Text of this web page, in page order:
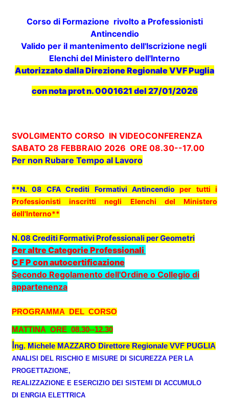
Corso di Formazione rivolto a Professionisti
Antincendio
Valido per il mantenimento dell'Iscrizione negli
Elenchi del Ministero dell'Interno
Autorizzato dalla Direzione Regionale VVF Puglia
con nota prot n. 0001621 del 27/01/2026
SVOLGIMENTO CORSO IN VIDEOCONFERENZA
SABATO 28 FEBBRAIO 2026 ORE 08.30--17.00
Per non Rubare Tempo al Lavoro
**N. 08 CFACrediti Formativi Antincendio per tutti i
Professionisti inscritti negli Elenchi del Ministero
dell'Interno**
N. 08 Crediti Formativi Professionali per Geometri
Per altre Categorie Professionali
C F P con autocertificazione
Secondo Regolamento dell'Ordine o Collegio di
appartenenza
PROGRAMMA DEL CORSO
MATTINA ORE 08.30--12.30
Ing. Michele MAZZARO Direttore Regionale VVF PUGLIA
ANALISI DEL RISCHIO E MISURE DI SICUREZZA PER LA
PROGETTAZIONE,
REALIZZAZIONE E ESERCIZIO DEI SISTEMI DI ACCUMULO
DI ENRGIA ELETTRICA